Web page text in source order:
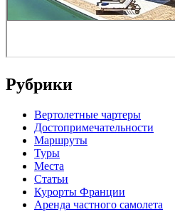
Рубрики
Вертолетные чартеры
Достопримечательности
Маршруты
Туры
Места
Статьи
Курорты Франции
Аренда частного самолета